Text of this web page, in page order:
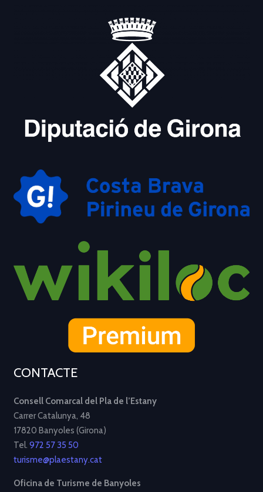
CONTACTE
Consell Comarcal del Pla de l’Estany
Carrer Catalunya, 48
17820 Banyoles (Girona)
Tel. 972 57 35 50
turisme@plaestany.cat
Oficina de Turisme de Banyoles